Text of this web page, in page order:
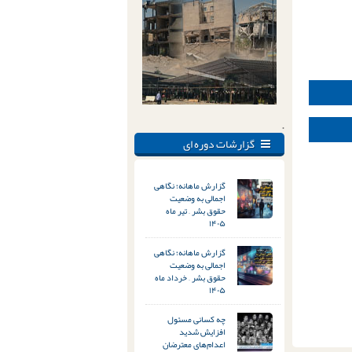
.
گزارشات دوره ای
گزارش ماهانه؛ نگاهی
اجمالی به وضعیت
حقوق بشر – تیر ماه
۱۴۰۵
گزارش ماهانه؛ نگاهی
اجمالی به وضعیت
حقوق بشر – خرداد ماه
۱۴۰۵
چه کسانی مسئول
افزایش شدید
اعدام‌های معترضان